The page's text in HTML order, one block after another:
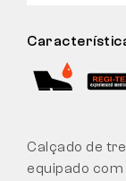
Calçado de
equipado com